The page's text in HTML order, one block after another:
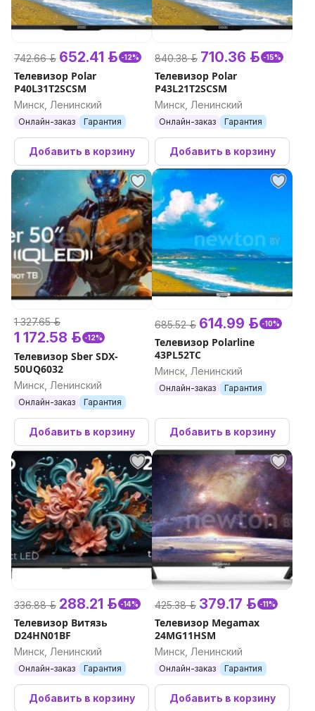
742.66 р. 652.41 р. -12%
Телевизор Polar
P40L31T2SCSM
Минск, Ленинский
Онлайн-заказ Гарантия
Добавить в корзину
840.38 р. 710.36 р. -15%
Телевизор Polar
P43L21T2SCSM
Минск, Ленинский
Онлайн-заказ Гарантия
Добавить в корзину
1 327.65 р.
1 172.58 р. -12%
Телевизор Sber SDX-
50UQ6032
Минск, Ленинский
Онлайн-заказ Гарантия
Добавить в корзину
685.52 р. 614.99 р. -10%
Телевизор Polarline
43PL52TC
Минск, Ленинский
Онлайн-заказ Гарантия
Добавить в корзину
336.88 р. 288.21 р. -14%
Телевизор Витязь
D24HN01BF
Минск, Ленинский
Онлайн-заказ Гарантия
Добавить в корзину
425.38 р. 379.17 р. -11%
Телевизор Megamax
24MG11HSM
Минск, Ленинский
Онлайн-заказ Гарантия
Добавить в корзину